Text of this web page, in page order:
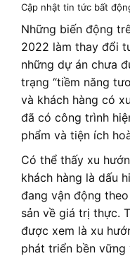
Cập nhật tin tức bất
Những biến động
2022 làm thay đổi
những dự án chưa
trạng “tiềm năng
và khách hàng có
đã có công trình
phẩm và tiện ích
Có thể thấy xu
khách hàng là dấu
đang vận động
sản về giá trị thực.
được xem là xu
phát triển bền vững